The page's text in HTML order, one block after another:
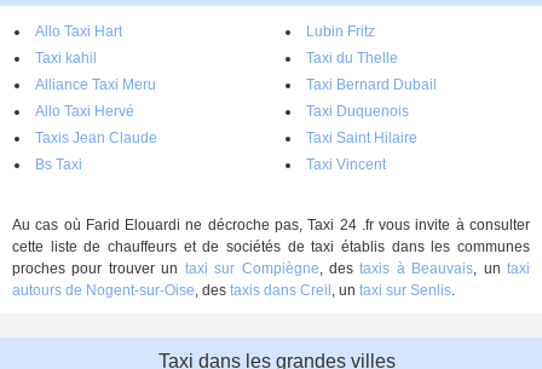
Allo Taxi Hart
Lubin Fritz
Taxi kahil
Taxi du Thelle
Alliance Taxi Meru
Taxi Bernard Dubail
Allo Taxi Hervé
Taxi Duquenois
Taxis Jean Claude
Taxi Saint Hilaire
Bs Taxi
Taxi Vincent
Au cas où Farid Elouardi ne décroche pas, Taxi 24 .fr vous invite à consulter
cette liste de chauffeurs et de sociétés de taxi établis dans les communes
proches pour trouver un taxi sur Compiègne, destaxis à Beauvais, untaxi
autours de Nogent-sur-Oise, des taxis dans Creil , un taxi sur Senlis.
Taxi dans les grandes villes